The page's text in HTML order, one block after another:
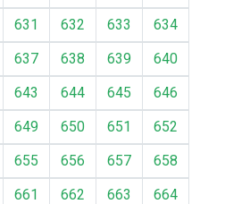
631 632 633
634
637 638 639
640
643 644 645
646
649 650 651
652
655 656 657
658
661 662 663
664